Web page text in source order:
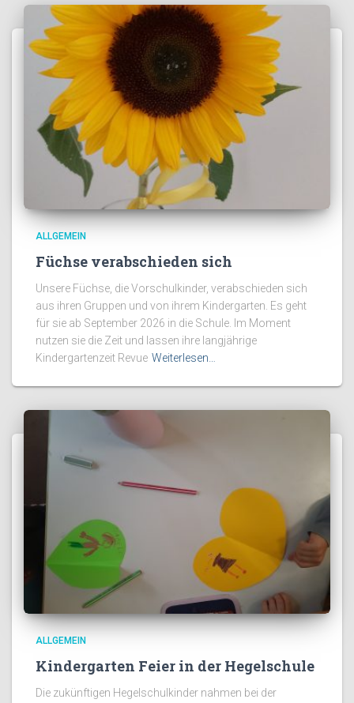
ALLGEMEIN
Füchse verabschieden sich
Unsere Füchse, die Vorschulkinder, verabschieden sich
aus ihren Gruppen und von ihrem Kindergarten. Es geht
für sie ab September 2026 in die Schule. Im Moment
nutzen sie die Zeit und lassen ihre langjährige
Kindergartenzeit Revue Weiterlesen…
ALLGEMEIN
Kindergarten Feier in der Hegelschule
Die zukünftigen Hegelschulkinder nahmen bei der